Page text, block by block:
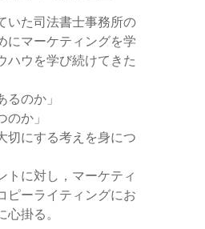
いた司法書士事務所の
にマーケティングを学
ハウを学び続けてきた
るのか」
のか」
切にする考えを身につ
トに対し，マーケティ
ピーライティングにお
掛る。